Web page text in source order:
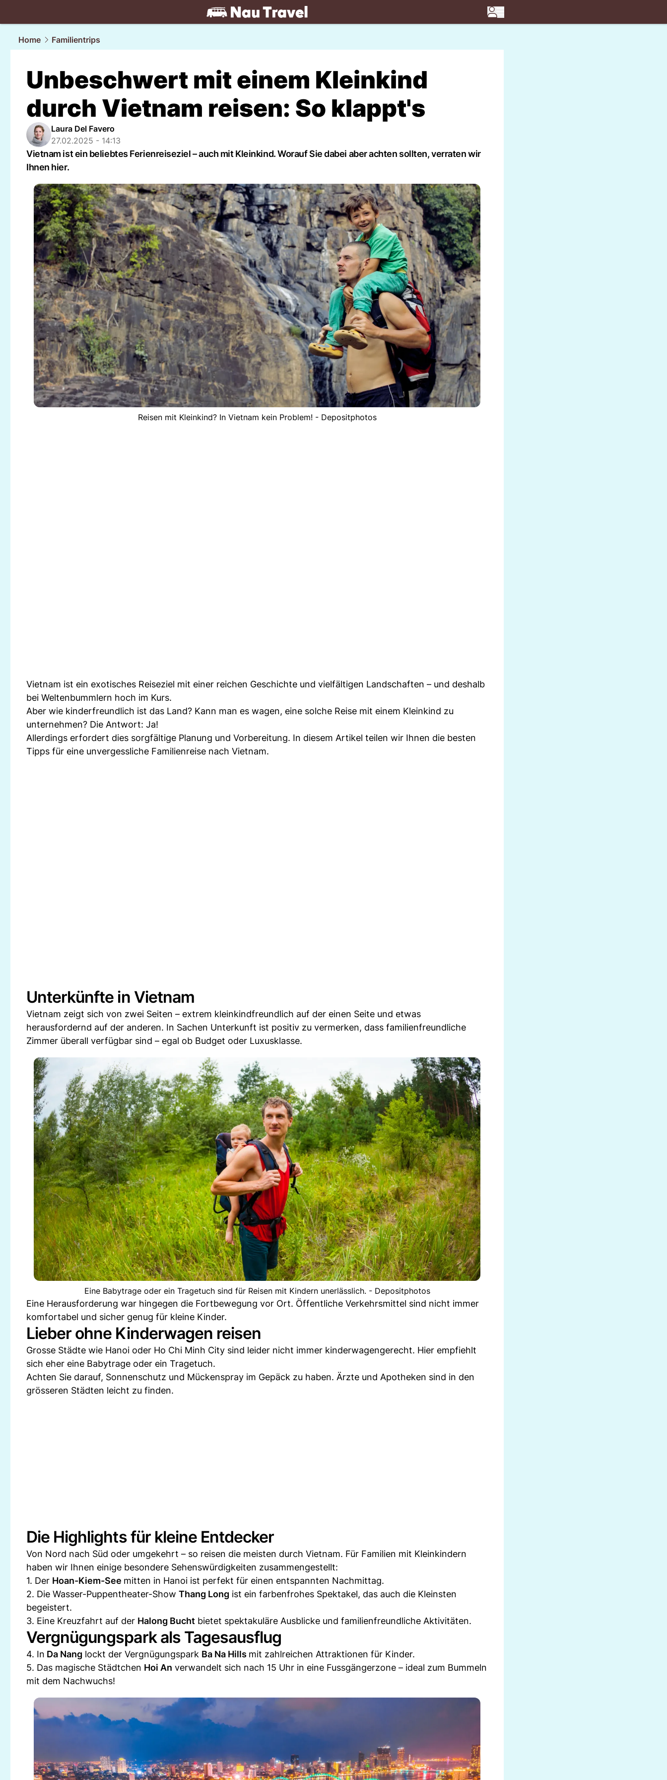
travel.NAU.ch
Home
Familientrips
Unbeschwert mit einem Kleinkind
durch Vietnam reisen: So klappt's
Laura Del Favero
27.02.2025 - 14:13
Vietnam ist ein beliebtes Ferienreiseziel – auch mit Kleinkind. Worauf Sie dabei aber achten sollten, verraten wir
Ihnen hier.
Reisen mit Kleinkind? In Vietnam kein Problem! - Depositphotos
Vietnam ist ein exotisches Reiseziel mit einer reichen Geschichte und vielfältigen Landschaften – und deshalb
bei Weltenbummlern hoch im Kurs.
Aber wie kinderfreundlich ist das Land? Kann man es wagen, eine solche Reise mit einem Kleinkind zu
unternehmen? Die Antwort: Ja!
Allerdings erfordert dies sorgfältige Planung und Vorbereitung. In diesem Artikel teilen wir Ihnen die besten
Tipps für eine unvergessliche Familienreise nach Vietnam.
Unterkünfte in Vietnam
Vietnam zeigt sich von zwei Seiten – extrem kleinkindfreundlich auf der einen Seite und etwas
herausfordernd auf der anderen. In Sachen Unterkunft ist positiv zu vermerken, dass familienfreundliche
Zimmer überall verfügbar sind – egal ob Budget oder Luxusklasse.
Eine Babytrage oder ein Tragetuch sind für Reisen mit Kindern unerlässlich. - Depositphotos
Eine Herausforderung war hingegen die Fortbewegung vor Ort. Öffentliche Verkehrsmittel sind nicht immer
komfortabel und sicher genug für kleine Kinder.
Lieber ohne Kinderwagen reisen
Grosse Städte wie Hanoi oder Ho Chi Minh City sind leider nicht immer kinderwagengerecht. Hier empfiehlt
sich eher eine Babytrage oder ein Tragetuch.
Achten Sie darauf, Sonnenschutz und Mückenspray im Gepäck zu haben. Ärzte und Apotheken sind in den
grösseren Städten leicht zu finden.
Die Highlights für kleine Entdecker
Von Nord nach Süd oder umgekehrt – so reisen die meisten durch Vietnam. Für Familien mit Kleinkindern
haben wir Ihnen einige besondere Sehenswürdigkeiten zusammengestellt:
1. Der Hoan-Kiem-See mitten in Hanoi ist perfekt für einen entspannten Nachmittag.
2. Die Wasser-Puppentheater-Show Thang Long ist ein farbenfrohes Spektakel, das auch die Kleinsten
begeistert.
3. Eine Kreuzfahrt auf der Halong Bucht bietet spektakuläre Ausblicke und familienfreundliche Aktivitäten.
Vergnügungspark als Tagesausflug
4. In Da Nang lockt der Vergnügungspark Ba Na Hills mit zahlreichen Attraktionen für Kinder.
5. Das magische Städtchen Hoi An verwandelt sich nach 15 Uhr in eine Fussgängerzone – ideal zum Bummeln
mit dem Nachwuchs!